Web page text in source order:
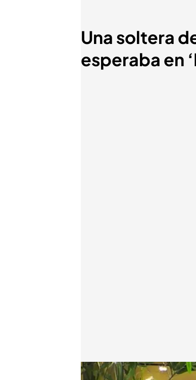
Una soltera
esperaba en
Begoña besa a Arturo en el cuello y él